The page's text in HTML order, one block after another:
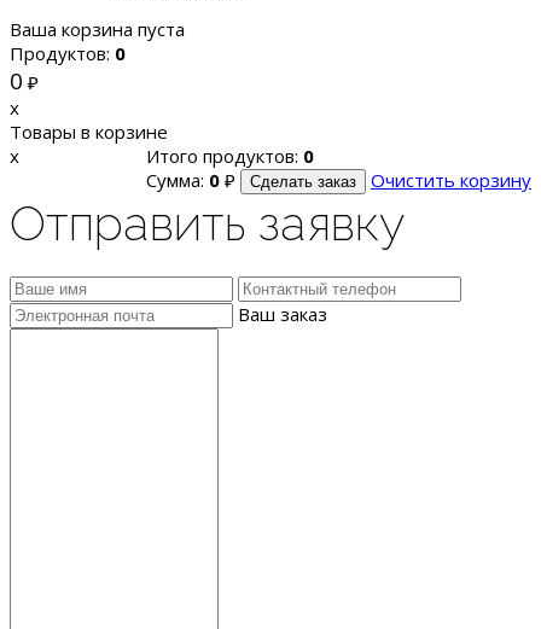
Ваша корзина пуста
Продуктов: 0
0 ₽
x
Товары в корзине
Итого продуктов: 0
Сумма: 0 ₽ Сделать заказ Очистить корзину
x
Отправить заявку
Ваш заказ